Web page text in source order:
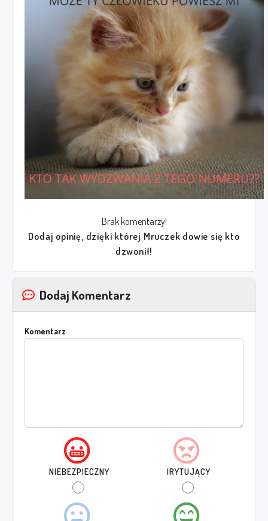
Brak komentarzy!
Dodaj opinię, dzięki której Mruczek dowie się kto
dzwonił!
Dodaj Komentarz
Komentarz
NIEBEZPIECZNY IRYTUJĄCY